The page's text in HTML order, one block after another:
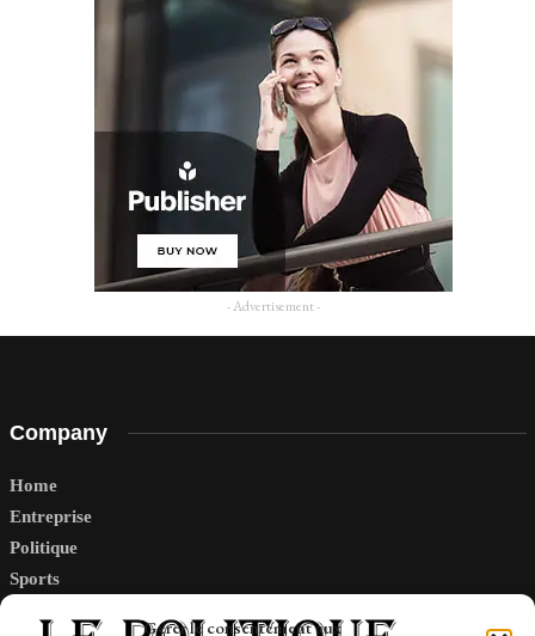
Gérer le consentement aux
- Advertisement -
Company
Home
Entreprise
Politique
Sports